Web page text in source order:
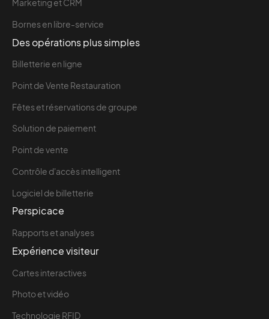
Marketing et CRM
Bornes en libre-service
Des opérations plus simples
Billetterie en ligne
Point de Vente Restauration
Fêtes et réservations de groupe
Solution de paiement
Point de vente
Contrôle d'accès intelligent
Logiciel de billetterie
Perspicace
Rapports et analyses
Expérience visiteur
Cartes interactives
Photo et vidéo
Technologie RFID